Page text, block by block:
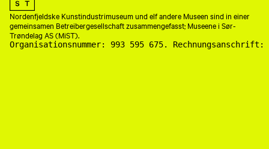
Nordenfjeldske Kunstindustrimuseum und elf andere Museen sind in einer
gemeinsamen Betreibergesellschaft zusammengefasst; Museene i Sør-
Trøndelag AS (MiST).
Organisationsnummer: 993 595 675.